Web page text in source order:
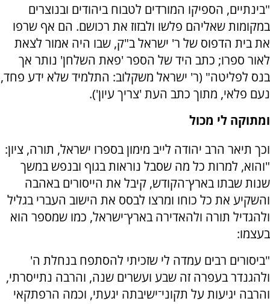
"בינתיים, הספיקו המורדים לטבוח ביהודים ובנוצרים
במקומות שאליהם פלשו ולבזוז את רכושם. הם אף שרפו
את בית הדפוס של ר' ישראל ב"ק, שבו היה אמור לצאת
לאור ספרו; כתב היד של הספר 'פאת השלחן' נותר אך
בנס לפליטה" (ר' ישראל משקלוב: התלמיד שלא ידע פחד,
נעם פלאי, מתוך כתב העת 'צריך עיון').
ומתוקה לי מכול
וכך תיאר הרב יהודה לייב מימון בספרו ישראל, תורה, ציון:
"והוא, למרות כל מה שסבל נוראות בגוף ובנפש במשך
שנות שבתו בארץ־הקודש, קיבל את הייסורים באהבה
והשקיע את כל כוחו ומרצו לבסס את הישוב העברי בגליל
ולהגדיל תורה ולהאדירה בארץ־ישראל, כמו שמספר הוא
בעצמו:
"ביסורים רבים עמדה לי שזכיתי להסתפח בנחלת ה'
ולהגנדר בעפרה זה שבע ועשרים שנה, והרבה נתייסרתי,
והרבה יגיעות על תקוני־ישיבתה יגעתי, וכמה הרפתקאי